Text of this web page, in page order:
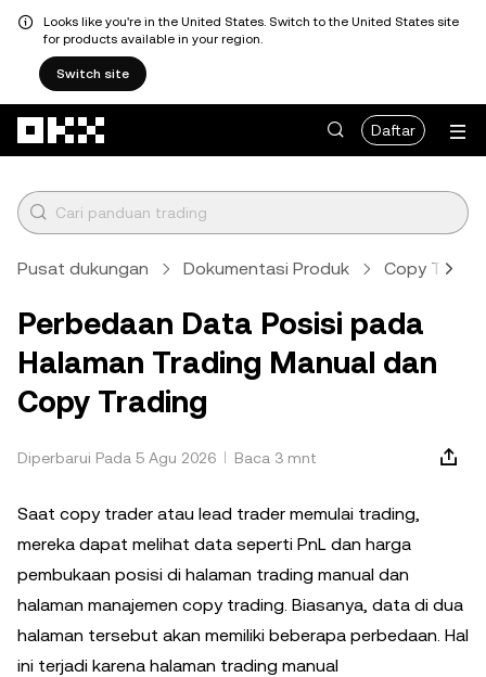
Looks like you're in the United States. Switch to the United States site
for products available in your region.
Switch site
Daftar
Pusat dukungan Dokumentasi Produk Copy
Perbedaan Data Posisi pada
Halaman Trading Manual dan
Copy Trading
Diperbarui Pada 5 Agu 2026 Baca 3 mnt
Saat copy trader atau lead trader memulai trading,
mereka dapat melihat data seperti PnL dan harga
pembukaan posisi di halaman trading manual dan
halaman manajemen copy trading. Biasanya, data di dua
halaman tersebut akan memiliki beberapa perbedaan. Hal
ini terjadi karena halaman trading manual